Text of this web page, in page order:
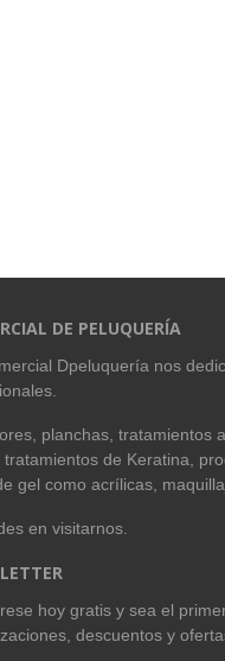
DE PELUQUERÍA
Dpeluquería nos
planchas, tratamientos
tratamientos de Keratina,
gel como acrílicas,
en visitarnos.
hoy gratis y sea el
descuentos y